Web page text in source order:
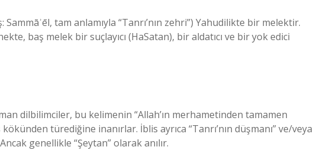
baş melek bir suçlayıcı (HaSatan), bir aldatıcı ve bir yok edici
dilbilimciler, bu kelimenin “Allah’ın merhametinden tamamen
türediğine inanırlar. İblis ayrıca “Tanrı’nın düşmanı” ve/veya
genellikle “Şeytan” olarak anılır.